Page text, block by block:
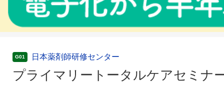
G01 日本薬剤師研修センター
プライマリートータルケアセミナ